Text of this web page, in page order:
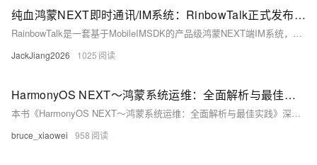
纯血鸿蒙NEXT即时通讯/IM系统：RinbowTalk正式发布，全源码、纯ArkTS编写
RainbowTalk是一套基于MobileIMSDK的产品级鸿蒙NEXT端IM系统，目前已正式发布。纯ArkTS、从零编写，无套壳、没走捷径，每一行代码都够“纯”（详见：《RainbowTalk详细介绍》）。 MobileIMSDK是一整套开源IM即时通讯框架，历经10年，超轻量级、高度提炼，一套API优雅支持 UDP 、TCP 、WebSocket 三种协议，支持 iOS、Android、H5、标准Java、小程序、Uniapp、鸿蒙NEXT，服务端基于Netty编写。
JackJiang2026 1025
HarmonyOS NEXT～鸿蒙系统运维：全面解析与最佳实践
本书《HarmonyOS NEXT～鸿蒙系统运维：全面解析与最佳实践》深入探讨了鸿蒙系统的运维管理。从架构特点到实际操作，涵盖分布式能力、性能优化、安全维护及故障排查。内容包括设备管理、系统监控、安全管理等核心任务，提供常见问题解决方案与工具推荐。面对未来超级终端和AI赋能的挑战，运维人员需不断学习，以充分发挥鸿蒙的分布式优势，为用户带来流畅体验。
bruce_xiaowei 958